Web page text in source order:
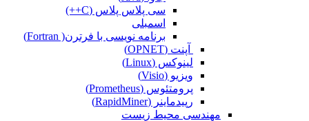
سی پلاس پلاس (C++)
اسمبلی
برنامه نویسی با فرترن( Fortran)
آپنت (OPNET)
لینوکس (Linux)
ویزیو (Visio)
پرومتئوس (Prometheus)
رپیدماینر (RapidMiner)
مهندسی محیط زیست